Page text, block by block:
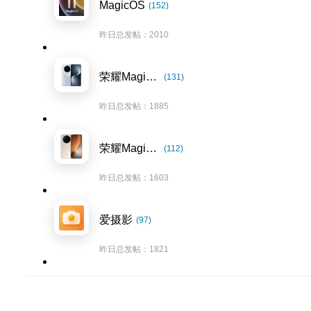
MagicOS (152)
昨日总发帖：2010
荣耀Magic7系列 (131)
昨日总发帖：1885
荣耀Magic8系列 (112)
昨日总发帖：1603
爱摄影 (97)
昨日总发帖：1821